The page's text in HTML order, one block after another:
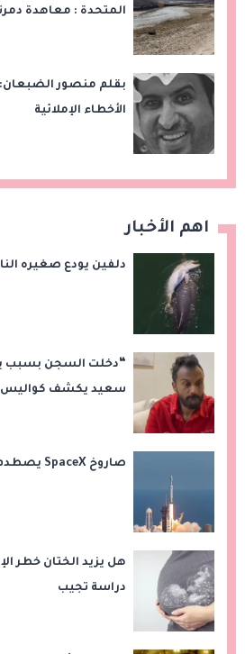
المتحدة : معاهدة
بقلم منصور
الأخطاء الإملائية
اهم الأخبار
دلفين يودع صغيره
“دخلت السجن بسبب
صاروخ SpaceX يصطدم بالقمر
هل يزيد الختان خطر
دراسة تجيب